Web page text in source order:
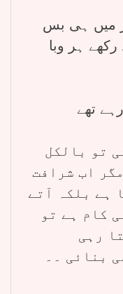
میں ہی بس
ہر وبا
تھے
تو بالکل
اب شرافت
ہے بلکہ آتے
کام ہے تو
رہی
بنائی ۔۔